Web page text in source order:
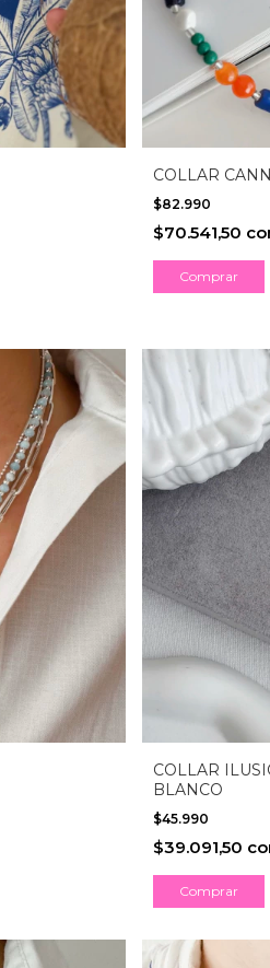
COLLAR
$82.990
$70.541,50
COLLAR
BLANCO
$45.990
$39.091,50